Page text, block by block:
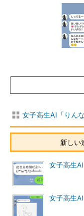
女子高生AI「りん
新しい
女子高生
女子高生